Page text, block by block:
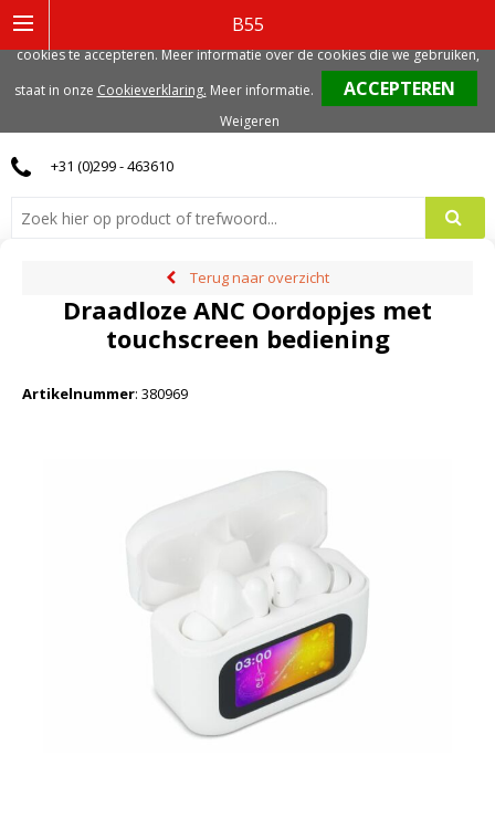
B55
0
+31 (0)299 - 463610
Terug naar overzicht
Draadloze ANC Oordopjes met
touchscreen bediening
Artikelnummer: 380969
gerelateerde cookies. Voor de beste gebruikerservaring, adviseren we deze
cookies te accepteren. Meer informatie over de cookies die we gebruiken,
staat in onze Cookieverklaring. Meer informatie.
Weigeren